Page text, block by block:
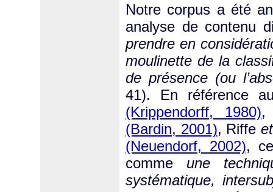
Notre corpus a été
analyse de contenu
prendre en
moulinette de la
de présence (ou
41). En référence
(Krippendorff, 1980)
(Bardin, 2001), Riffe
(Neuendorf, 2002),
comme une
systématique,